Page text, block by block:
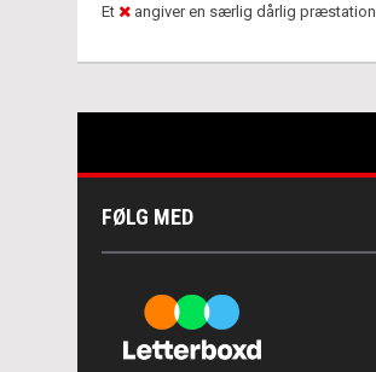
Et
angiver en særlig dårlig præstation
FØLG MED